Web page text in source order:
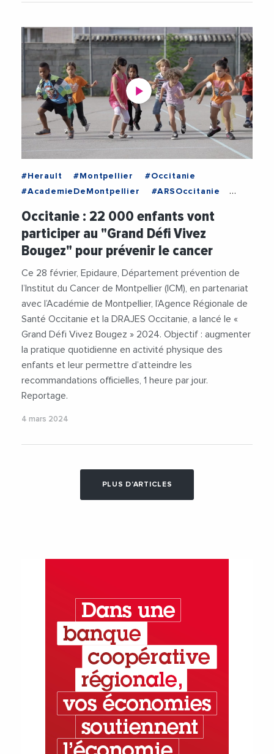
#Herault #Montpellier
#Occitanie
#AcademieDeMontpellier
#ARSOccitanie
#Sante
#Sport #Videos
Occitanie : 22 000 enfants vont
participer au "Grand Défi Vivez
Bougez" pour prévenir le cancer
Ce 28 février, Epidaure, Département prévention de
l’Institut du Cancer de Montpellier (ICM), en partenariat
avec l’Académie de Montpellier, l’Agence Régionale de
Santé Occitanie et la DRAJES Occitanie, a lancé le «
Grand Défi Vivez Bougez » 2024. Objectif : augmenter
la pratique quotidienne en activité physique des
enfants et leur permettre d’atteindre les
recommandations officielles, 1 heure par jour.
Reportage.
4 mars 2024
PLUS D'ARTICLES